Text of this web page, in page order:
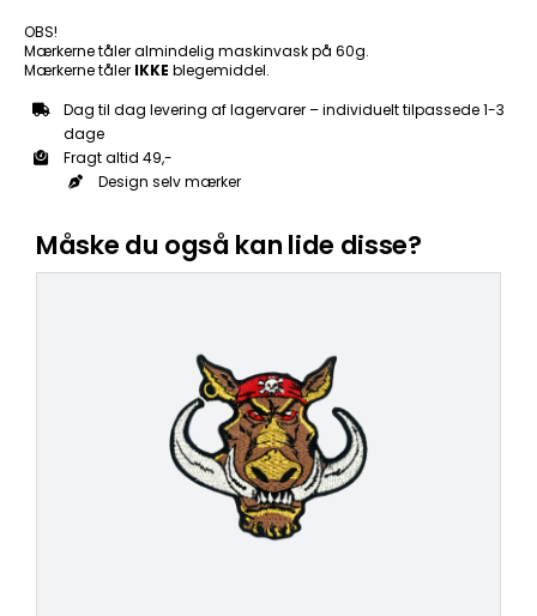
OBS!
Mærkerne tåler almindelig maskinvask på 60g.
Mærkerne tåler IKKE blegemiddel.
Dag til dag levering af lagervarer – individuelt tilpassede 1-3
dage
Fragt altid 49,-
Design selv mærker
Måske du også kan lide disse?